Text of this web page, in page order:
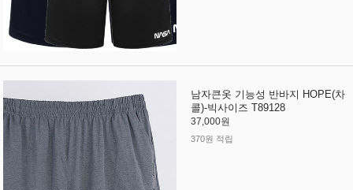
남자큰옷 기능성 반바지 HOPE(차
콜)-빅사이즈 T89128
37,000원
370원 적립